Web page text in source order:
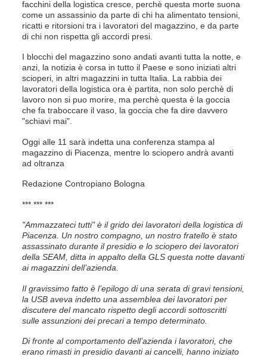
facchini della logistica cresce, perchè questa morte suona
come un assassinio da parte di chi ha alimentato tensioni,
ricatti e ritorsioni tra i lavoratori del magazzino, e da parte
di chi non rispetta gli accordi presi.
I blocchi del magazzino sono andati avanti tutta la notte, e
anzi, la notizia è corsa in tutto il Paese e sono iniziati altri
scioperi, in altri magazzini in tutta Italia. La rabbia dei
lavoratori della logistica ora è partita, non solo perchè di
lavoro non si puo morire, ma perchè questa è la goccia
che fa traboccare il vaso, la goccia che fa dire davvero
"schiavi mai".
Oggi alle 11 sarà indetta una conferenza stampa al
magazzino di Piacenza, mentre lo sciopero andrà avanti
ad oltranza
Redazione Contropiano Bologna
*** *** ***
"Ammazzateci tutti" è il grido dei lavoratori della logistica di
Piacenza.
Un nostro compagno, un nostro fratello è stato
assassinato durante il presidio e lo sciopero dei lavoratori
della SEAM, ditta in appalto della GLS questa notte davanti
ai magazzini dell’azienda.
Il gravissimo fatto è l’epilogo di una serata di gravi tensioni,
la USB aveva indetto una assemblea dei lavoratori per
discutere del mancato rispetto degli accordi sottoscritti
sulle assunzioni dei precari a tempo determinato.
Di fronte al comportamento dell’azienda i lavoratori, che
erano rimasti in presidio davanti ai cancelli, hanno iniziato